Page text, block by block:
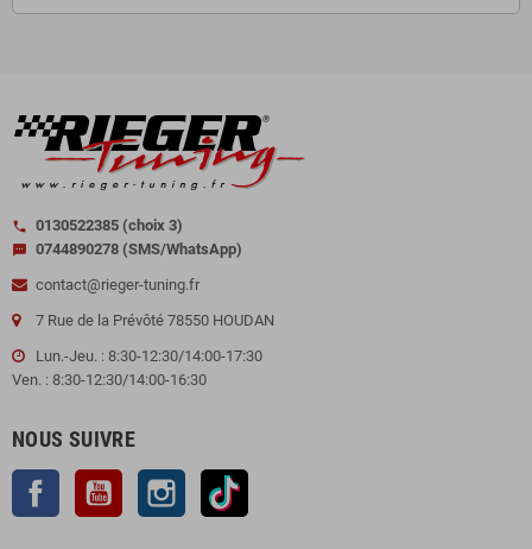
call 0130522385 (choix 3)
sms
0744890278 (SMS/WhatsApp)
contact@rieger-tuning.fr
7 Rue de la Prévôté 78550 HOUDAN
Lun.-Jeu. : 8:30-12:30/14:00-17:30
Ven. : 8:30-12:30/14:00-16:30
NOUS SUIVRE
Facebook YouTube Instagram